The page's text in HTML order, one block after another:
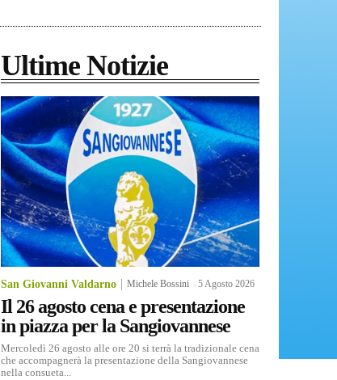
Ultime Notizie
San Giovanni Valdarno Michele Bossini -5 Agosto 2026
Il 26 agosto cena e presentazione
in piazza per la Sangiovannese
Mercoledì 26 agosto alle ore 20 si terrà la tradizionale cena
che accompagnerà la presentazione della Sangiovannese
nella consueta...